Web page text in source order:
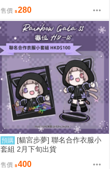
售價 280
預購 [貓宮步夢] 聯名合作衣服小
套組 2月下旬出貨
售價 400